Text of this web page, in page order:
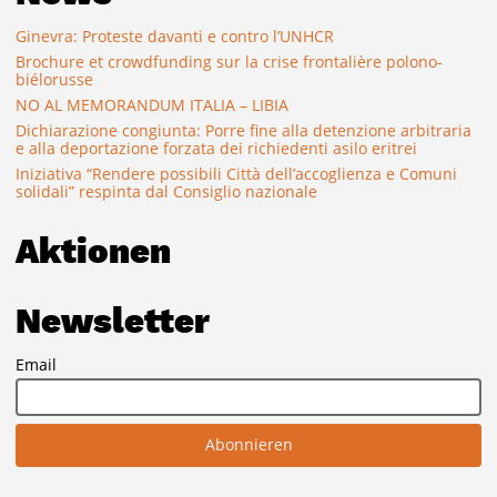
Ginevra: Proteste davanti e contro l’UNHCR
Brochure et crowdfunding sur la crise frontalière polono-
biélorusse
NO AL MEMORANDUM ITALIA – LIBIA
Dichiarazione congiunta: Porre fine alla detenzione arbitraria
e alla deportazione forzata dei richiedenti asilo eritrei
Iniziativa “Rendere possibili Città dell’accoglienza e Comuni
solidali” respinta dal Consiglio nazionale
Aktionen
Newsletter
Email